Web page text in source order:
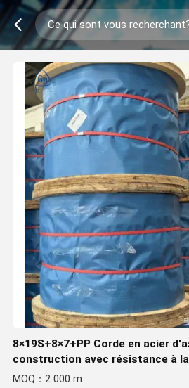
8×19S+8×7+PP Corde en acier
construction avec résistance à
1570N/mm2 et diamètre nominal
MOQ：2 000 m